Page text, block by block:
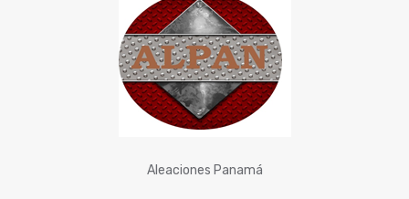
Aleaciones Panamá